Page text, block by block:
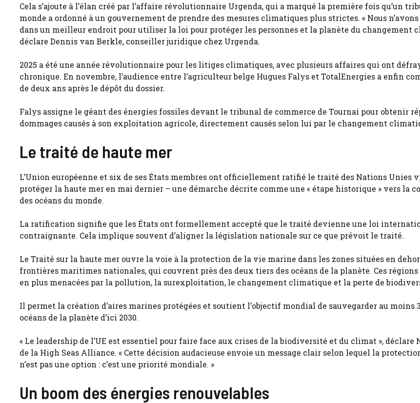
Cela s’ajoute à l’élan créé par l’affaire révolutionnaire Urgenda, qui a marqué la première fois qu’un
monde a ordonné à un gouvernement de prendre des mesures climatiques plus strictes. « Nous
dans un meilleur endroit pour utiliser la loi pour protéger les personnes et la planète du changement
déclare Dennis van Berkle, conseiller juridique chez Urgenda.
2025 a été une année révolutionnaire pour les litiges climatiques, avec plusieurs affaires qui ont
chronique. En novembre, l’audience entre l’agriculteur belge Hugues Falys et TotalEnergies a enfin
de deux ans après le dépôt du dossier.
Falys assigne le géant des énergies fossiles devant le tribunal de commerce de Tournai pour obtenir
dommages causés à son exploitation agricole, directement causés selon lui par le changement
Le traité de haute mer
L’Union européenne et six de ses États membres ont officiellement ratifié le traité des Nations Unies
protéger la haute mer en mai dernier – une démarche décrite comme une « étape historique » vers la
des océans du monde.
La ratification signifie que les États ont formellement accepté que le traité devienne une loi
contraignante. Cela implique souvent d’aligner la législation nationale sur ce que prévoit le traité.
Le Traité sur la haute mer ouvre la voie à la protection de la vie marine dans les zones situées en
frontières maritimes nationales, qui couvrent près des deux tiers des océans de la planète. Ces
en plus menacées par la pollution, la surexploitation, le changement climatique et la perte de
Il permet la création d’aires marines protégées et soutient l’objectif mondial de sauvegarder au moins
océans de la planète d’ici 2030.
« Le leadership de l’UE est essentiel pour faire face aux crises de la biodiversité et du climat », déclare
de la High Seas Alliance. « Cette décision audacieuse envoie un message clair selon lequel la
n’est pas une option : c’est une priorité mondiale. »
Un boom des énergies renouvelables